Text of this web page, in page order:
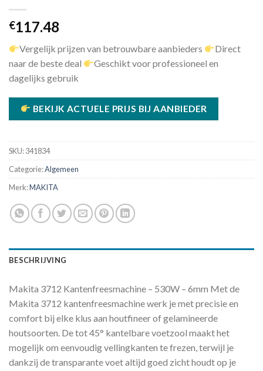
€117.48
Vergelijk prijzen van betrouwbare aanbieders
Direct
naar de beste deal
Geschikt voor professioneel en
dagelijks gebruik
BEKIJK ACTUELE PRIJS BIJ AANBIEDER
SKU:341834
Categorie:Algemeen
Merk:MAKITA
BESCHRIJVING
Makita 3712 Kantenfreesmachine – 530W – 6mm Met de
Makita 3712 kantenfreesmachine werk je met precisie en
comfort bij elke klus aan houtfineer of gelamineerde
houtsoorten. De tot 45° kantelbare voetzool maakt het
mogelijk om eenvoudig vellingkanten te frezen, terwijl je
dankzij de transparante voet altijd goed zicht houdt op je